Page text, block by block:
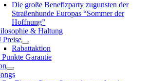
Die große Benefizparty zugunsten der
Straßenhunde Europas “Sommer der
Hoffnung”
& Haltung
Preise
Rabattaktion
Punkte Garantie